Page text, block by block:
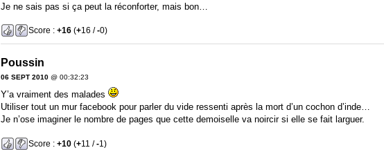
Je ne sais pas si ça peut la réconforter, mais bon…
Score : +16(+16 /-0)
Poussin
06 SEPT 2010@ 00:32:23
Y’a vraiment des malades
Utiliser tout un mur facebook pour parler du vide ressenti après la mort d’un cochon d’inde…
Je n’ose imaginer le nombre de pages que cette demoiselle va noircir si elle se fait larguer.
Score : +10(+11 /-1)